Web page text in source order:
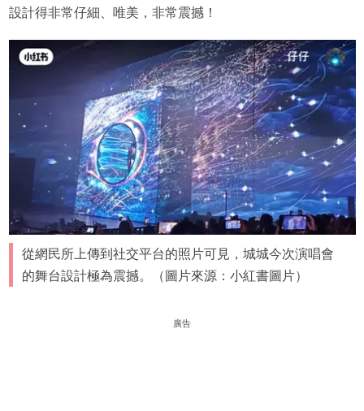
設計得非常仔細、唯美，非常震撼！
從網民所上傳到社交平台的照片可見，城城今次演唱會
的舞台設計極為震撼。（圖片來源：小紅書圖片）
廣告